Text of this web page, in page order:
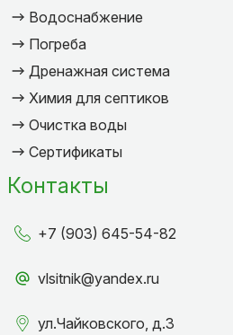
Водоснабжение
Погреба
Дренажная система
Химия для септиков
Очистка воды
Сертификаты
Контакты
+7 (903) 645-54-82
vlsitnik@yandex.ru
ул.Чайковского, д.3